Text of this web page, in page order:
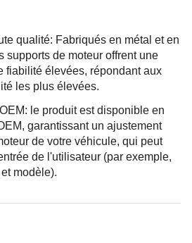
qualité: Fabriqués en métal et en
supports de moteur offrent une
fiabilité élevées, répondant aux
les plus élevées.
le produit est disponible en
garantissant un ajustement
de votre véhicule, qui peut
de l'utilisateur (par exemple,
modèle).